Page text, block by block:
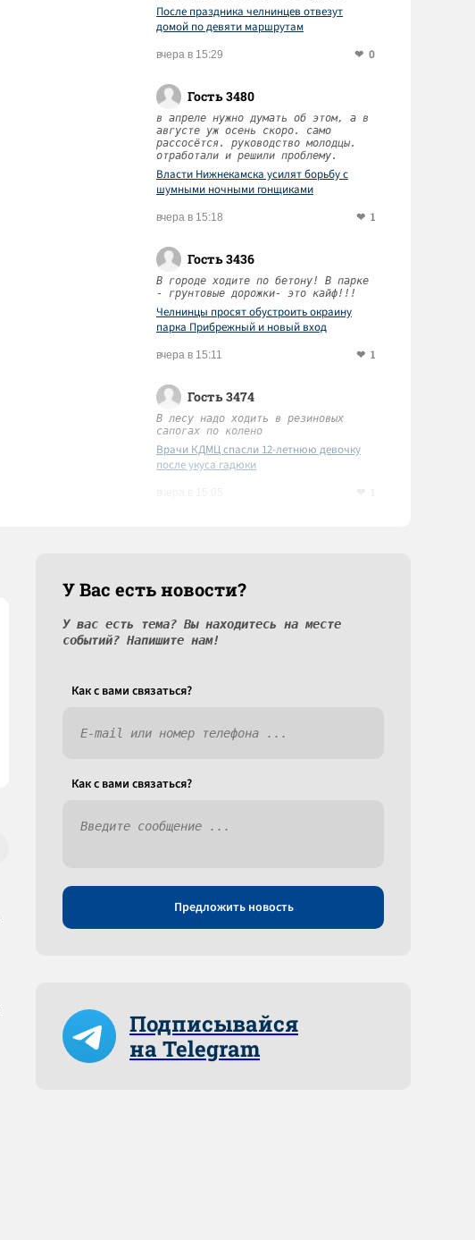
После праздника челнинцев отвезут
домой по девяти маршрутам
вчера в 15:29 0
Гость 3480
в апреле нужно думать об этом, а в
августе уж осень скоро. само
рассосётся. руководство молодцы.
отработали и решили проблему.
Власти Нижнекамска усилят борьбу с
шумными ночными гонщиками
вчера в 15:18 1
Гость 3436
В городе ходите по бетону! В парке
- грунтовые дорожки- это кайф!!!
Челнинцы просят обустроить окраину
парка Прибрежный и новый вход
вчера в 15:11 1
Гость 3474
В лесу надо ходить в резиновых
сапогах по колено
Врачи КДМЦ спасли 12-летнюю девочку
после укуса гадюки
У Вас есть новости?
У вас есть тема? Вы находитесь на месте
событий? Напишите нам!
Как c вами связаться?
Как c вами связаться?
Предложить новость
Подписывайся
на Telegram